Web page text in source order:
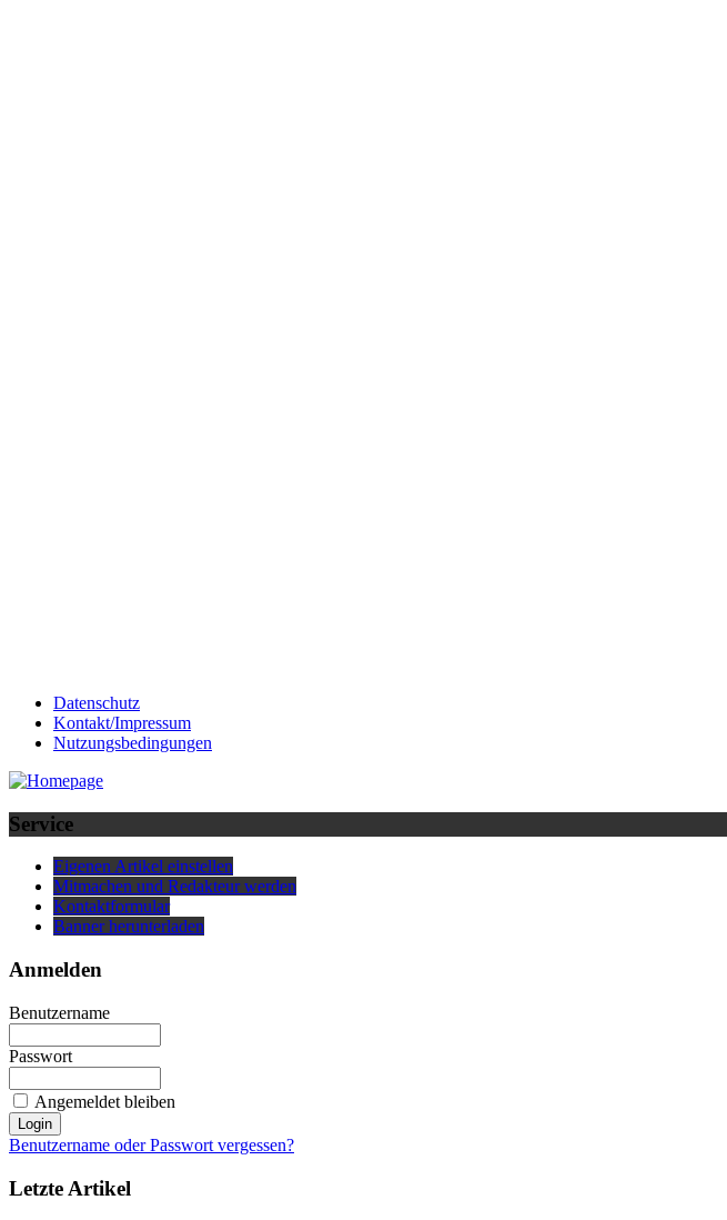
Datenschutz
Kontakt/Impressum
Nutzungsbedingungen
Service
Eigenen Artikel einstellen
Mitmachen und Redakteur werden
Kontaktformular
Banner herunterladen
Anmelden
Benutzername
Passwort
Angemeldet bleiben
Benutzername oder Passwort vergessen?
Letzte Artikel